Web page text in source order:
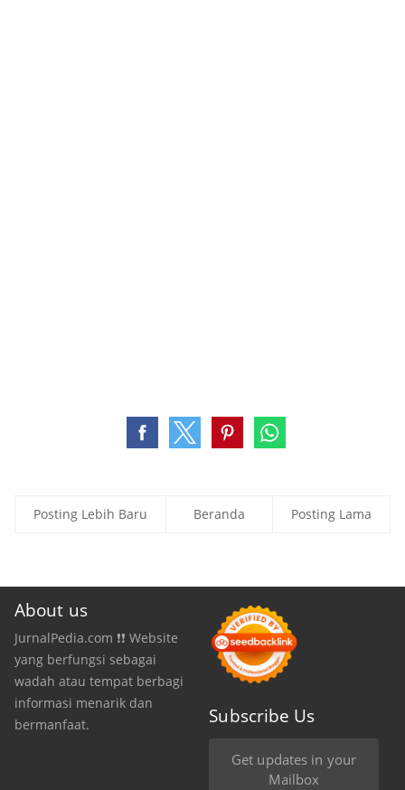
Posting Lebih Baru Posting Lama
Beranda
About us
JurnalPedia.com ❗❗ Website
yang berfungsi sebagai
wadah atau tempat berbagi
informasi menarik dan
bermanfaat.
Subscribe Us
Get updates in your
Mailbox